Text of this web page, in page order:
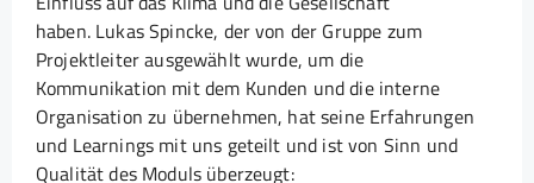
haben. Lukas Spincke, der von der Gruppe zum
Projektleiter ausgewählt wurde, um die
Kommunikation mit dem Kunden und die interne
Organisation zu übernehmen, hat seine Erfahrungen
und Learnings mit uns geteilt und ist von Sinn und
Qualität des Moduls überzeugt: